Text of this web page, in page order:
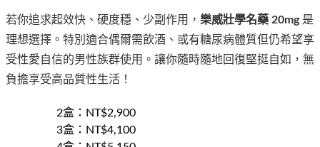
若你追求起效快、硬度穩、少副作用， 樂威壯學名藥 20mg是
理想選擇。特別適合偶爾需飲酒、或有糖尿病體質但仍希望享
受性愛自信的男性族群使用。讓你隨時隨地回復堅挺自如，無
負擔享受高品質性生活！
2盒 ：NT$2,900
3盒 ：NT$4,100